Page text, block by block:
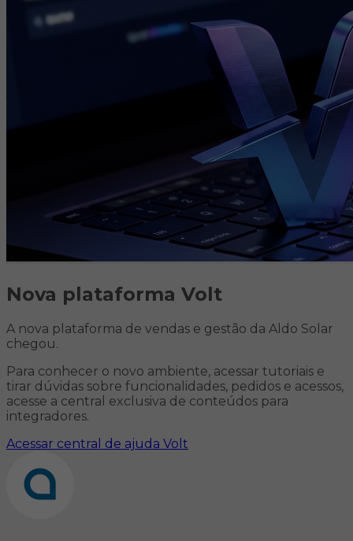
Nova plataforma Volt
A nova plataforma de vendas e gestão da Aldo Solar
chegou.
Para conhecer o novo ambiente, acessar tutoriais e
tirar dúvidas sobre funcionalidades, pedidos e acessos,
acesse a central exclusiva de conteúdos para
integradores.
Acessar central de ajuda Volt